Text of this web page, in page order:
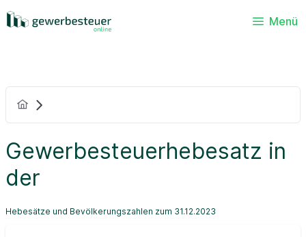
Menü
Gewerbesteuerhebesatz in
der
Hebesätze und Bevölkerungszahlen zum 31.12.2023